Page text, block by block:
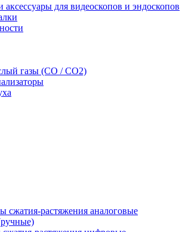
аксессуары для видеоскопов и эндоскопов
газы (CO / CO2)
сжатия-растяжения аналоговые